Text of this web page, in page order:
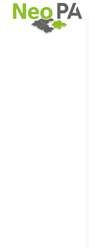
SkipOpen
mobile
menu
Close
mobile
menu